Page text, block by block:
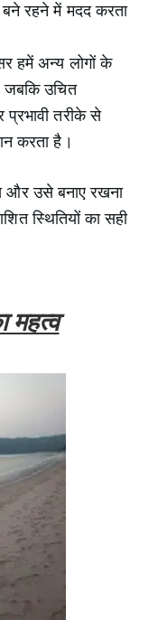
बने रहने में मदद करता
हमें अन्य लोगों के
जबकि उचित
तरीके से
करता है।
और उसे बनाए रखना
स्थितियों का सही
महत्व